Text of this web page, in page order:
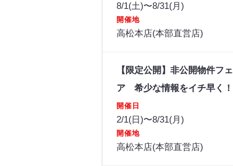
8/1(土)〜8/31(月)
開催地
高松本店(本部直営店)
【限定公開】非公開物件フェ
ア 希少な情報をイチ早く！
開催日
2/1(日)〜8/31(月)
開催地
高松本店(本部直営店)